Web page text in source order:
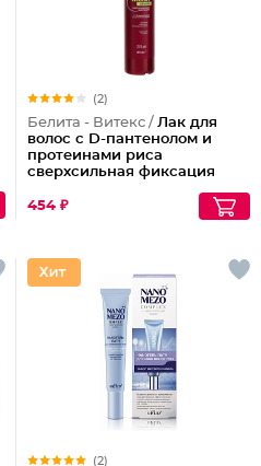
(2)
Белита - Витекс / Лак для
волос с D-пантенолом и
протеинами риса
сверхсильная фиксация
454 ₽
(2)